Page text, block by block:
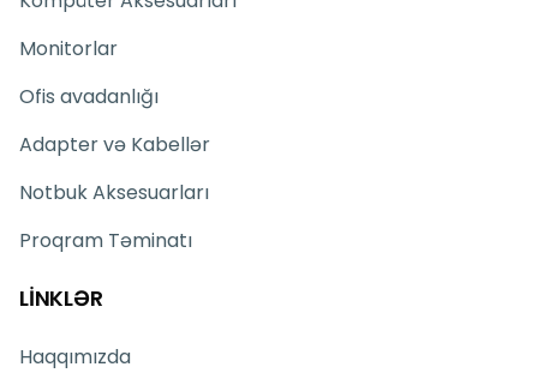
axtaran istifadəçilər üçün ideal seçimdir. Ryzen 9
prosessoru, RTX 4070 qrafikası və 4K OLED ekranı ilə
Monitorlar
Ofis avadanlığı
Adapter və Kabellər
Notbuk Aksesuarları
Proqram Təminatı
LİNKLƏR
Haqqımızda